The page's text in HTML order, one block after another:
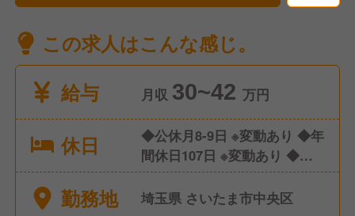
この求人はこんな感じ。
給与
月収 30~42 万円
休日
◆公休月8-9日 ※変動あり ◆年
間休日107日 ※変動あり ◆有
給休暇 ◆産休/育休 ◆介護休
暇
勤務地 埼玉県 さいたま市中央区